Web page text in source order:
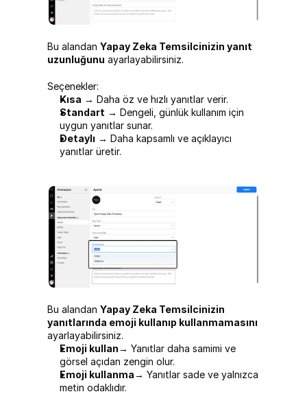
Bu alandan Yapay Zeka Temsilcinizin yanıt
uzunluğunu ayarlayabilirsiniz.
Seçenekler:
Kısa → Daha öz ve hızlı yanıtlar verir.
Standart → Dengeli, günlük kullanım için
uygun yanıtlar sunar.
Detaylı → Daha kapsamlı ve açıklayıcı
yanıtlar üretir.
Bu alandan Yapay Zeka Temsilcinizin
yanıtlarında emoji kullanıp kullanmamasını
ayarlayabilirsiniz.
Emoji kullan→ Yanıtlar daha samimi ve
görsel açıdan zengin olur.
Emoji kullanma→ Yanıtlar sade ve yalnızca
metin odaklıdır.